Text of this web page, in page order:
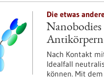
Die etwas
Nach Kontakt
Idealfall
können. Mit